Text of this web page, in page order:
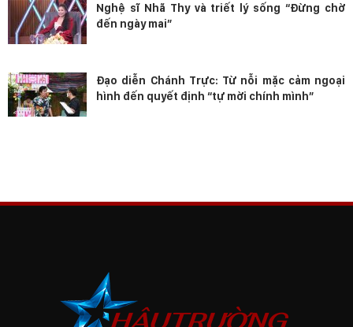
Nghệ sĩ Nhã Thy và triết lý sống “Đừng chờ
đến ngày mai”
Đạo diễn Chánh Trực: Từ nỗi mặc cảm ngoại
hình đến quyết định “tự mời chính mình”